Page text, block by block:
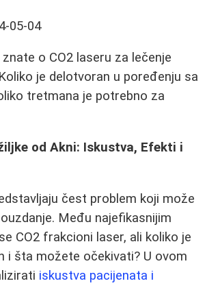
05-04
o CO2 laseru za lečenje
je delotvoran u poređenju sa
tretmana je potrebno za
od Akni: Iskustva, Efekti i
čest problem koji može
Među najefikasnijim
CO2 frakcioni laser, ali koliko je
i šta možete očekivati? U ovom
iskustva pacijenata i